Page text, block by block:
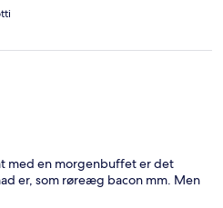
med en morgenbuffet er det
er, som røreæg bacon mm. Men